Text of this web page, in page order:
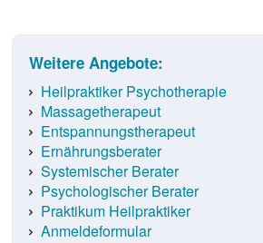
Weitere Angebote:
Heilpraktiker Psychotherapie
Massagetherapeut
Entspannungstherapeut
Ernährungsberater
Systemischer Berater
Psychologischer Berater
Praktikum Heilpraktiker
Anmeldeformular